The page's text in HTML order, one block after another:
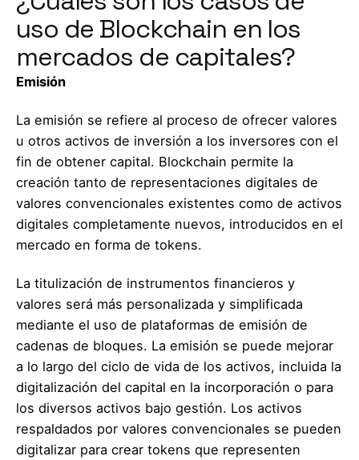
uso de Blockchain en los
mercados de capitales?
Emisión
La emisión se refiere al proceso de ofrecer valores
u otros activos de inversión a los inversores con el
fin de obtener capital. Blockchain permite la
creación tanto de representaciones digitales de
valores convencionales existentes como de activos
digitales completamente nuevos, introducidos en el
mercado en forma de tokens.
La titulización de instrumentos financieros y
valores será más personalizada y simplificada
mediante el uso de plataformas de emisión de
cadenas de bloques. La emisión se puede mejorar
a lo largo del ciclo de vida de los activos, incluida la
digitalización del capital en la incorporación o para
los diversos activos bajo gestión. Los activos
respaldados por valores convencionales se pueden
digitalizar para crear tokens que representen